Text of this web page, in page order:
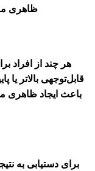
ظاهری
هر چند از افراد
قابل‌توجهی بالاتر یا
باعث ایجاد ظاهری
برای دستیابی به